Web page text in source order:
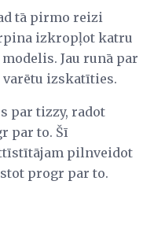
tā pirmo reizi
izkropļot katru
Jau runā par
varētu izskatīties.
par tizzy, radot
par to. Šī
pilnveidot
progr par to.